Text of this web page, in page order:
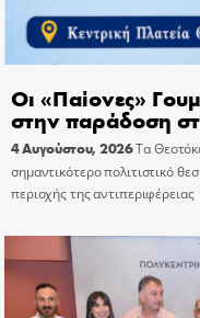
Οι «Παίονες»
στην παράδοση
4 Αυγούστου, 2026Τα
σημαντικότερο πολιτιστικό
περιοχής της